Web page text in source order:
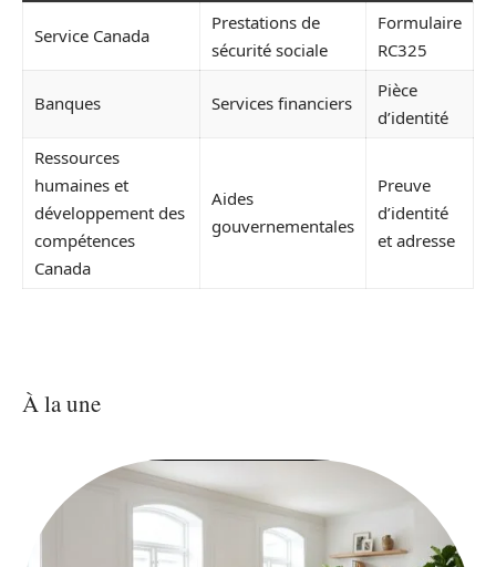
Service Canada
Prestations de
sécurité sociale
Formulaire
RC325
Banques Services financiers
Pièce
d’identité
Ressources
humaines et
développement des
compétences
Canada
Aides
gouvernementales
Preuve
d’identité
et adresse
À la une